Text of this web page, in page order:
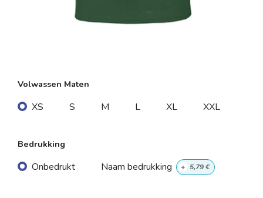
Volwassen Maten
XS S M L XL XXL
Bedrukking
Onbedrukt Naam bedrukking + 5,79€